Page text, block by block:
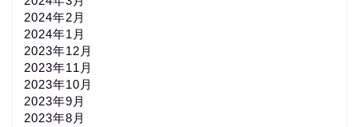
2024年2月
2024年1月
2023年12月
2023年11月
2023年10月
2023年9月
2023年8月